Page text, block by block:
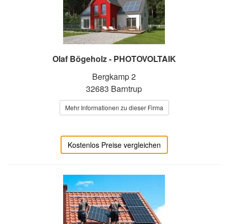
Olaf Bögeholz - PHOTOVOLTAIK
Bergkamp 2
32683 Barntrup
Mehr Informationen zu dieser Firma
Kostenlos Preise vergleichen